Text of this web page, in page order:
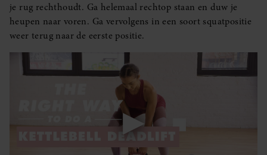
je rug rechthoudt. Ga helemaal rechtop staan en duw je
heupen naar voren. Ga vervolgens in een soort squatpositie
weer terug naar de eerste positie.